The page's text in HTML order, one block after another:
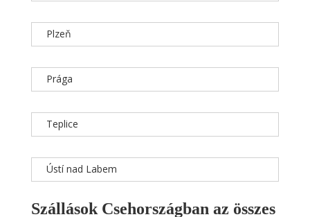
Plzeň
Prága
Teplice
Ústí nad Labem
Szállások Csehországban az összes